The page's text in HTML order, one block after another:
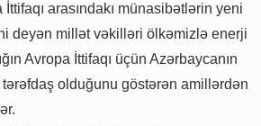
arasındakı münasibətlərin yeni
deyən millət vəkilləri ölkəmizlə enerji
Avropa İttifaqı üçün Azərbaycanın
olduğunu göstərən amillərdən